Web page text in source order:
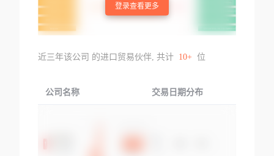
登录查看更多
近三年该公司 的进口贸易伙伴, 共计 10+ 位
公司名称 交易日期分布